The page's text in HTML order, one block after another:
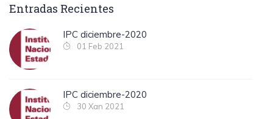
Entradas Recientes
IPC diciembre-2020
01 Feb 2021
IPC diciembre-2020
30 Xan 2021